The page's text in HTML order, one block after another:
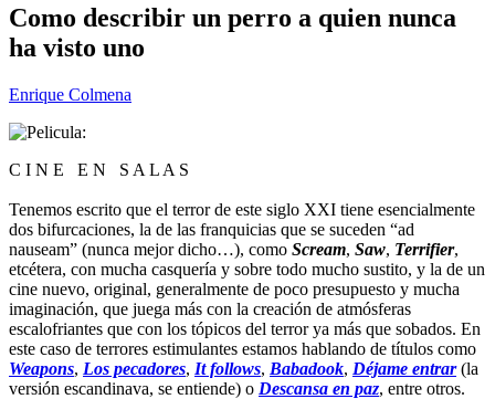
Como describir un perro a quien nunca
ha visto uno
Enrique Colmena
C I N E E N S A L A S
Tenemos escrito que el terror de este siglo XXI tiene esencialmente
dos bifurcaciones, la de las franquicias que se suceden “ad
nauseam” (nunca mejor dicho…), como Scream, Saw, Terrifier,
etcétera, con mucha casquería y sobre todo mucho sustito, y la de un
cine nuevo, original, generalmente de poco presupuesto y mucha
imaginación, que juega más con la creación de atmósferas
escalofriantes que con los tópicos del terror ya más que sobados. En
este caso de terrores estimulantes estamos hablando de títulos como
Weapons, Los pecadores, It follows, Babadook, Déjame entrar(la
versión escandinava, se entiende) o Descansa en paz, entre otros.